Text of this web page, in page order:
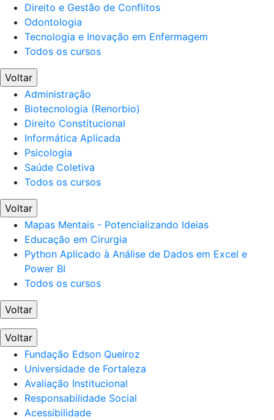
Direito e Gestão de Conflitos
Odontologia
Tecnologia e Inovação em Enfermagem
Todos os cursos
Voltar
Administração
Biotecnologia (Renorbio)
Direito Constitucional
Informática Aplicada
Psicologia
Saúde Coletiva
Todos os cursos
Voltar
Mapas Mentais - Potencializando Ideias
Educação em Cirurgia
Python Aplicado à Análise de Dados em Excel e
Power BI
Todos os cursos
Voltar
Voltar
Fundação Edson Queiroz
Universidade de Fortaleza
Avaliação Institucional
Responsabilidade Social
Acessibilidade